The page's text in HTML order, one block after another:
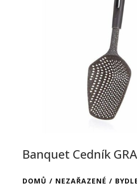
Banquet Cedník
DOMŮ / NEZAŘAZENÉ /